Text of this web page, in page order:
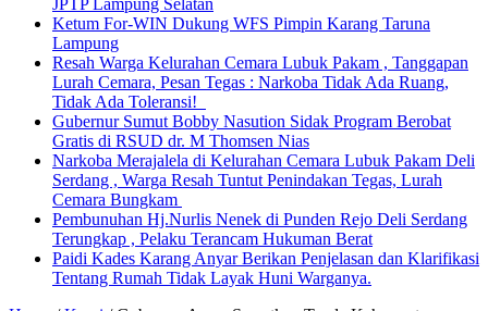
Ketum For-WIN Dukung WFS Pimpin Karang Taruna
Lampung
Resah Warga Kelurahan Cemara Lubuk Pakam , Tanggapan
Lurah Cemara, Pesan Tegas : Narkoba Tidak Ada Ruang,
Tidak Ada Toleransi!
Gubernur Sumut Bobby Nasution Sidak Program Berobat
Gratis di RSUD dr. M Thomsen Nias
Narkoba Merajalela di Kelurahan Cemara Lubuk Pakam Deli
Serdang , Warga Resah Tuntut Penindakan Tegas, Lurah
Cemara Bungkam
Pembunuhan Hj.Nurlis Nenek di Punden Rejo Deli Serdang
Terungkap , Pelaku Terancam Hukuman Berat
Paidi Kades Karang Anyar Berikan Penjelasan dan Klarifikasi
Tentang Rumah Tidak Layak Huni Warganya.